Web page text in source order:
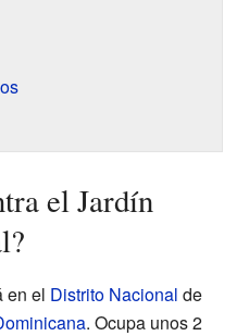
el Jardín
en el Distrito Nacional de
. Ocupa unos 2